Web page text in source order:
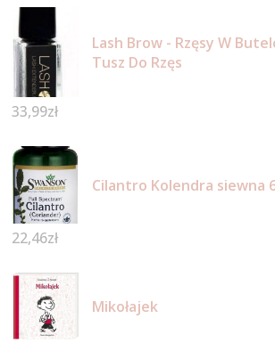
Lash Brow - Rzęsy W
Tusz Do Rzęs
33,99zł
Cilantro Kolendra siewna
22,46zł
Mikołajek